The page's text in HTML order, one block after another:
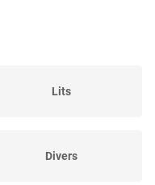
Lits
Divers